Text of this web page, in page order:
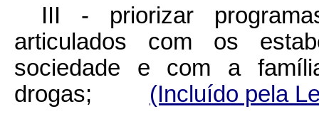
III - priorizar
articulados com os
sociedade e com a
drogas; (Incluído pela